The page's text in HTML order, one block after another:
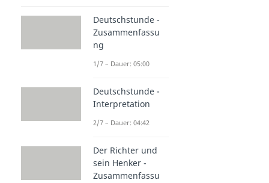
Deutschstunde -
Zusammenfassu
ng
1/7 – Dauer: 05:00
Deutschstunde -
Interpretation
2/7 – Dauer: 04:42
Der Richter und
sein Henker -
Zusammenfassu